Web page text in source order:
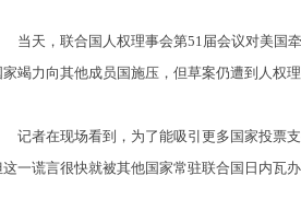
天，联合国人权理事会第51届会议对美国牵
家竭力向其他成员国施压，但草案仍遭到人权
者在现场看到，为了能吸引更多国家投票支
这一谎言很快就被其他国家常驻联合国日内瓦办